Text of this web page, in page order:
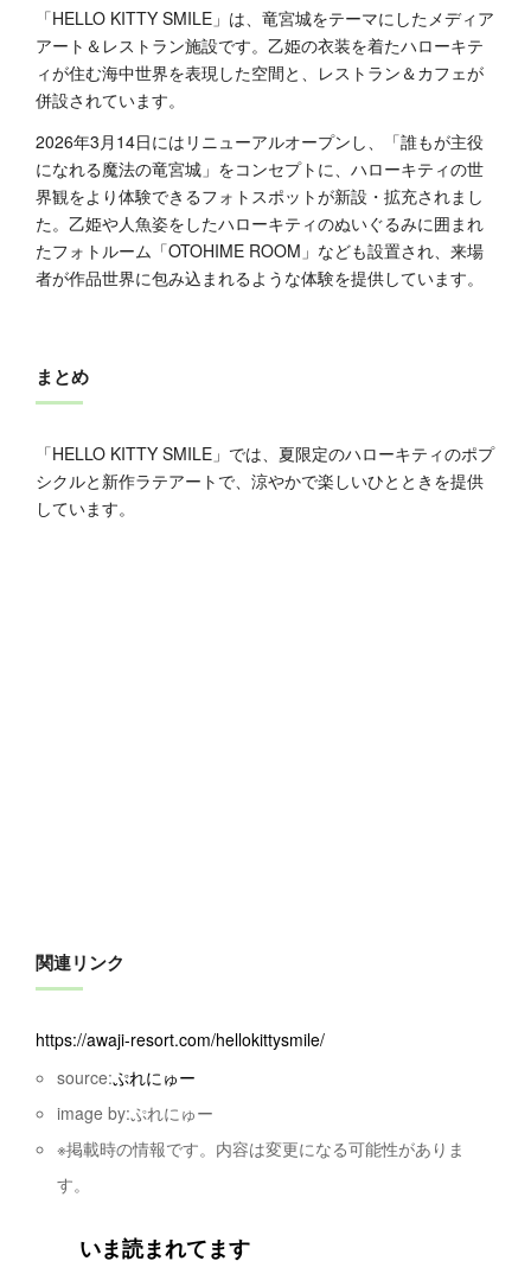
「HELLO KITTY SMILE」は、竜宮城をテーマにしたメディア
アート＆レストラン施設です。乙姫の衣装を着たハローキテ
ィが住む海中世界を表現した空間と、レストラン＆カフェが
併設されています。
2026年3月14日にはリニューアルオープンし、「誰もが主役
になれる魔法の竜宮城」をコンセプトに、ハローキティの世
界観をより体験できるフォトスポットが新設・拡充されまし
た。乙姫や人魚姿をしたハローキティのぬいぐるみに囲まれ
たフォトルーム「OTOHIME ROOM」なども設置され、来場
者が作品世界に包み込まれるような体験を提供しています。
まとめ
「HELLO KITTY SMILE」では、夏限定のハローキティのポプ
シクルと新作ラテアートで、涼やかで楽しいひとときを提供
しています。
関連リンク
https://awaji-resort.com/hellokittysmile/
source:ぷれにゅー
image by:ぷれにゅー
※掲載時の情報です。内容は変更になる可能性がありま
す。
いま読まれてます